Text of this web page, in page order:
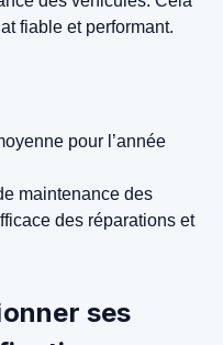
fiable et performant.
pour l’année
maintenance des
des réparations et
ses